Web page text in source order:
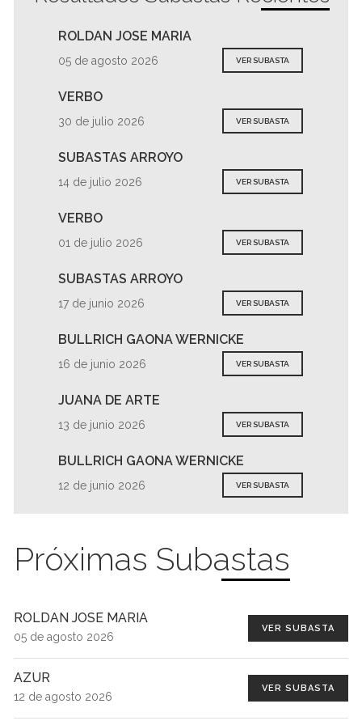
ROLDAN JOSE MARIA
05 de agosto 2026 VER SUBASTA
VERBO
30 de julio 2026 VER SUBASTA
SUBASTAS ARROYO
14 de julio 2026 VER SUBASTA
VERBO
01 de julio 2026 VER SUBASTA
SUBASTAS ARROYO
17 de junio 2026 VER SUBASTA
BULLRICH GAONA WERNICKE
16 de junio 2026 VER SUBASTA
JUANA DE ARTE
13 de junio 2026 VER SUBASTA
BULLRICH GAONA WERNICKE
12 de junio 2026 VER SUBASTA
Próximas Subastas
ROLDAN JOSE MARIA
05 de agosto 2026
VER SUBASTA
AZUR
12 de agosto 2026
VER SUBASTA